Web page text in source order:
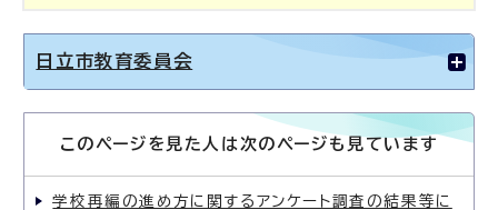
日立市教育委員会
このページを見た人は次のページも見ています
学校再編の進め方に関するアンケート調査の結果等に